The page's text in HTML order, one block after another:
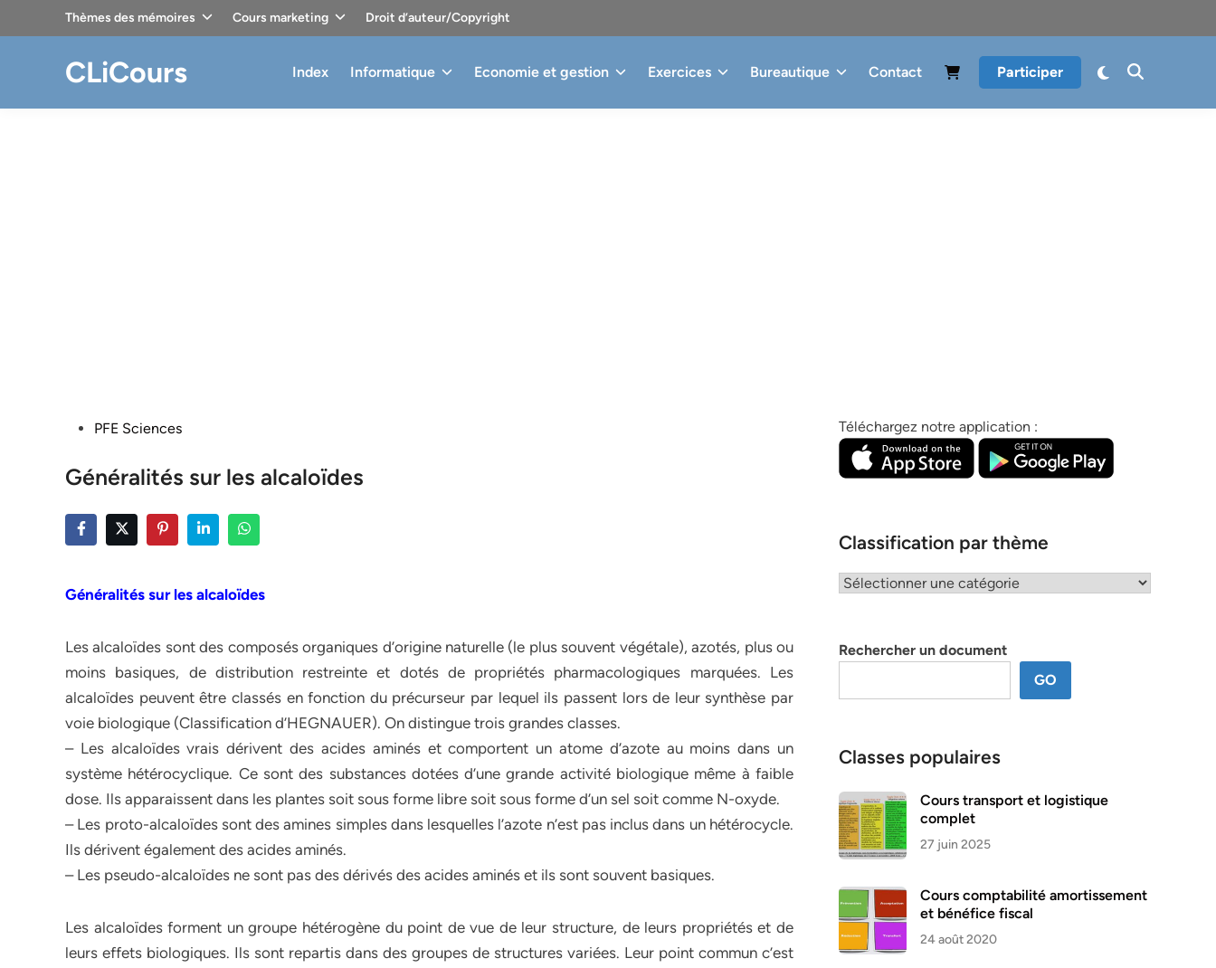
Thèmes des mémoires Cours marketing Droit d’auteur/Copyright
CLiCours Index Informatique Economie et gestion Exercices Bureautique Contact Participer
PostedPFE Sciences
Généralités sur les alcaloïdes
Généralités sur les alcaloïdes
Les alcaloïdes sont des composés organiques d’origine naturelle (le plus souvent végétale), azotés, plus ou
moins basiques, de distribution restreinte et dotés de propriétés pharmacologiques marquées. Les
alcaloïdes peuvent être classés en fonction du précurseur par lequel ils passent lors de leur synthèse par
voie biologique (Classification d’HEGNAUER). On distingue trois grandes classes.
– Les alcaloïdes vrais dérivent des acides aminés et comportent un atome d’azote au moins dans un
système hétérocyclique. Ce sont des substances dotées d’une grande activité biologique même à faible
dose. Ils apparaissent dans les plantes soit sous forme libre soit sous forme d’un sel soit comme N-oxyde.
– Les proto-alcaloïdes sont des amines simples dans lesquelles l’azote n’est pas inclus dans un hétérocycle.
Ils dérivent également des acides aminés.
– Les pseudo-alcaloïdes ne sont pas des dérivés des acides aminés et ils sont souvent basiques.
Les alcaloïdes forment un groupe hétérogène du point de vue de leur structure, de leurs propriétés et de
leurs effets biologiques. Ils sont repartis dans des groupes de structures variées. Leur point commun c’est
Téléchargez notre application :
Classification par thème
Classification
Rechercher un document
GO
Classes populaires
Cours transport et logistique
complet
27 juin 2025
Cours comptabilité amortissement
et bénéfice fiscal
24 août 2020